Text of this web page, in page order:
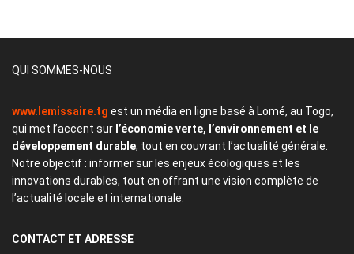
QUI SOMMES-NOUS
www.lemissaire.tg est un média en ligne basé à Lomé, au Togo,
qui met l’accent sur l’économie verte, l’environnement et le
développement durable, tout en couvrant l’actualité générale.
Notre objectif : informer sur les enjeux écologiques et les
innovations durables, tout en offrant une vision complète de
l’actualité locale et internationale.
CONTACT ET ADRESSE